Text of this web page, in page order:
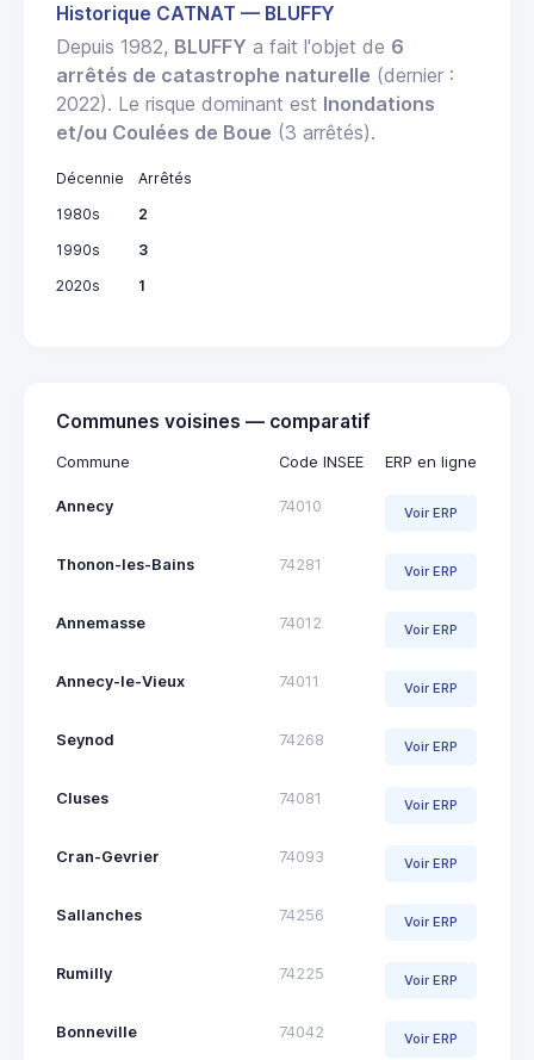
Historique CATNAT — BLUFFY
Depuis 1982, BLUFFY a fait l'objet de 6
arrêtés de catastrophe naturelle (dernier :
2022). Le risque dominant est Inondations
et/ou Coulées de Boue (3 arrêtés).
Décennie
Arrêtés
1980s
2
1990s
3
2020s
1
Communes voisines — comparatif
Commune Code INSEE ERP en ligne
Annecy 74010 Voir ERP
Thonon-les-Bains 74281 Voir ERP
Annemasse 74012 Voir ERP
Annecy-le-Vieux 74011 Voir ERP
Seynod 74268 Voir ERP
Cluses 74081 Voir ERP
Cran-Gevrier 74093 Voir ERP
Sallanches 74256 Voir ERP
Rumilly 74225 Voir ERP
Bonneville 74042 Voir ERP